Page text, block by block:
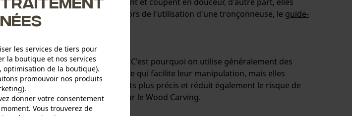
la sculpture. Comme toujours lors de l'utilisation d'une tronçonneuse, le guide-
et au résultat souhaité.
sculpture sur bois ?
pas l'aspect le plus important. C'est pourquoi on utilise généralement des
non seulement plus légères, ce qui facilite leur manipulation, mais elles
permet d'obtenir des résultats plus précis et réduit également le risque de
une chaîne trop puissante pour le Wood Carving.
les services de tiers pour
la boutique et nos services
optimisation de la boutique).
promouvoir nos produits
donner votre consentement
Vous trouverez de